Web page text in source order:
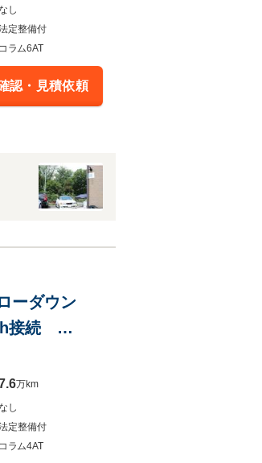
し
定整備付
コラム6AT
認・見積依頼
ーダウン
接続
万km
し
定整備付
コラム4AT